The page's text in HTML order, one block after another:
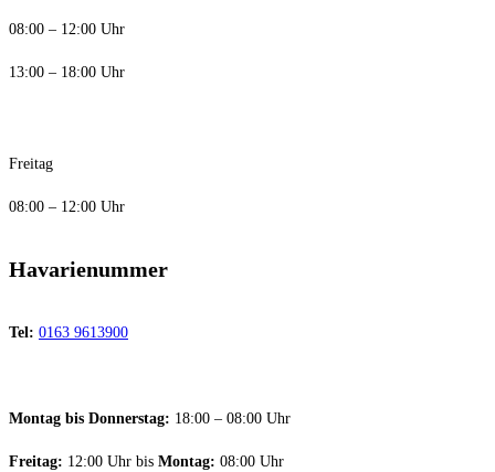
08:00 – 12:00 Uhr
13:00 – 18:00 Uhr
Freitag
08:00 – 12:00 Uhr
Havarienummer
Tel: 0163 9613900
Montag bis Donnerstag: 18:00 – 08:00 Uhr
Freitag: 12:00 Uhr bis Montag: 08:00 Uhr